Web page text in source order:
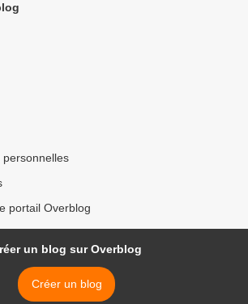
portail Overblog
un blog sur Overblog
Créer un blog